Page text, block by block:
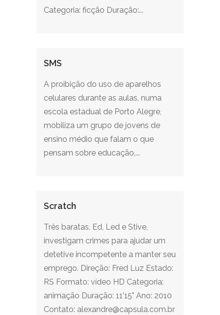
Categoria: ficção Duração:...
SMS
A proibição do uso de aparelhos
celulares durante as aulas, numa
escola estadual de Porto Alegre,
mobiliza um grupo de jovens de
ensino médio que falam o que
pensam sobre educação,...
Scratch
Três baratas, Ed, Led e Stive,
investigam crimes para ajudar um
detetive incompetente a manter seu
emprego. Direção: Fred Luz Estado:
RS Formato: vídeo HD Categoria:
animação Duração: 11'15" Ano: 2010
Contato: alexandre@capsula.com.br